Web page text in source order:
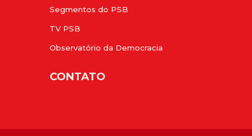
Segmentos do PSB
TV PSB
Observatório da Democracia
CONTATO